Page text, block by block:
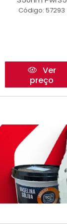
Código: 57293
Ver
preço